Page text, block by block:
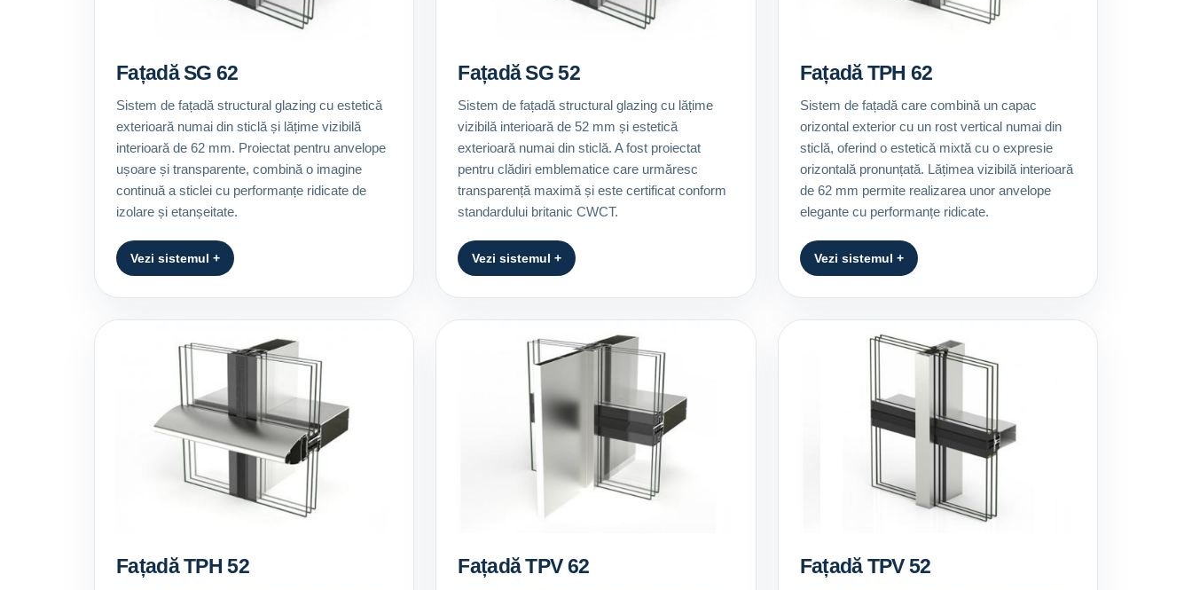
Fațadă SG 62
Sistem de fațadă structural glazing cu estetică
exterioară numai din sticlă și lățime vizibilă
interioară de 62 mm. Proiectat pentru anvelope
ușoare și transparente, combină o imagine
continuă a sticlei cu performanțe ridicate de
izolare și etanșeitate.
Vezi sistemul +
Fațadă SG 52
Sistem de fațadă structural glazing cu lățime
vizibilă interioară de 52 mm și estetică
exterioară numai din sticlă. A fost proiectat
pentru clădiri emblematice care urmăresc
transparență maximă și este certificat conform
standardului britanic CWCT.
Vezi sistemul +
Fațadă TPH 62
Sistem de fațadă care combină un capac
orizontal exterior cu un rost vertical numai din
sticlă, oferind o estetică mixtă cu o expresie
orizontală pronunțată. Lățimea vizibilă interioară
de 62 mm permite realizarea unor anvelope
elegante cu performanțe ridicate.
Vezi sistemul +
Fațadă TPH 52 Fațadă TPV 62 Fațadă TPV 52